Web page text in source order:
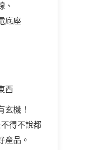
、
底座
西
玄機！
得不說都
產品。